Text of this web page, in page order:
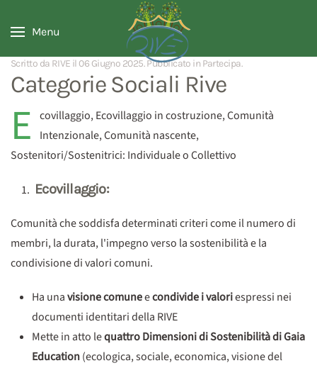
Menu
Scritto da RIVE il 06 Giugno 2025. Pubblicato in Partecipa.
Categorie Sociali Rive
E covillaggio, Ecovillaggio in costruzione, Comunità
Intenzionale, Comunità nascente,
Sostenitori/Sostenitrici: Individuale o Collettivo
Ecovillaggio:
Comunità che soddisfa determinati criteri come il numero di
membri, la durata, l'impegno verso la sostenibilità e la
condivisione di valori comuni.
Ha unavisione comuneecondivide i valoriespressi nei
documenti identitari della RIVE
Mette in atto lequattro Dimensioni di Sostenibilità di Gaia
Education(ecologica, sociale, economica, visione del